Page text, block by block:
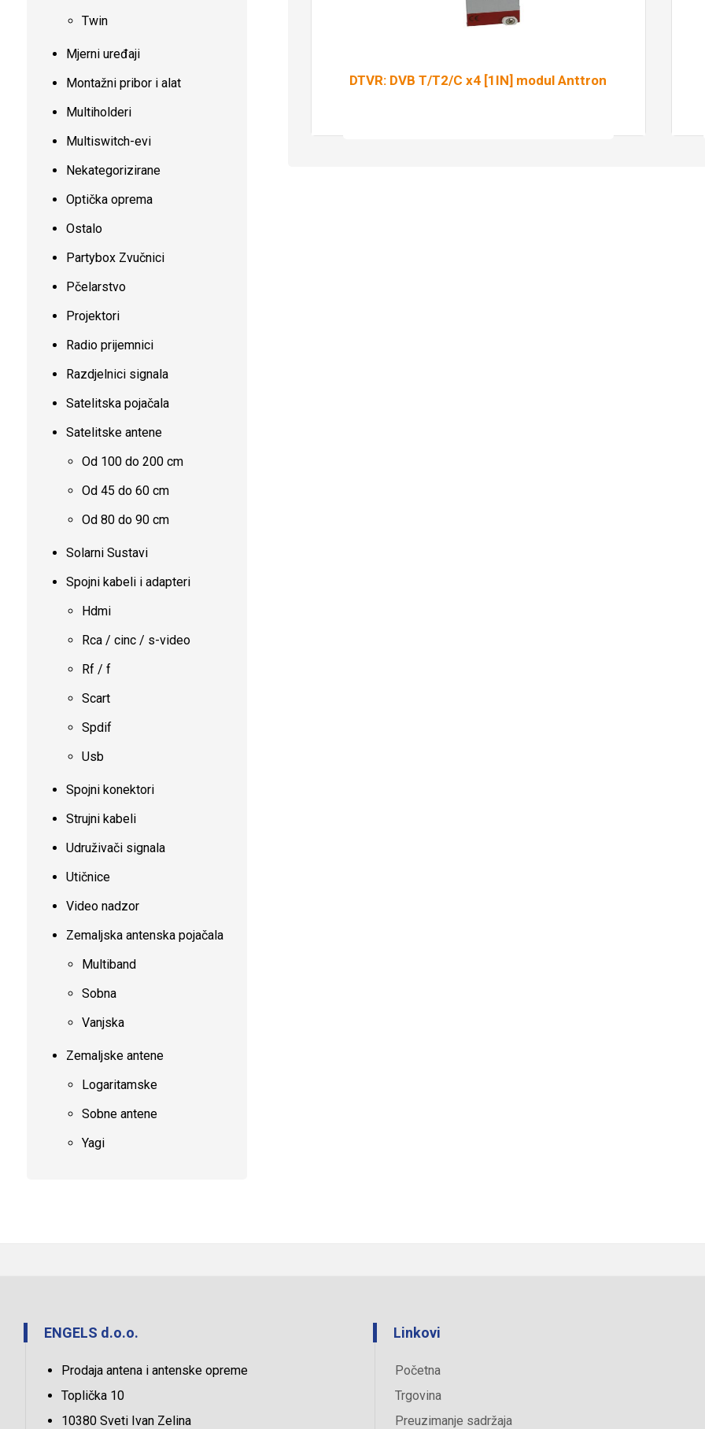
DTVR: DVB T/T2/C x4 [1IN] modul Anttron
Twin
Mjerni uređaji
Montažni pribor i alat
Multiholderi
Multiswitch-evi
Nekategorizirane
Optička oprema
Ostalo
Partybox Zvučnici
Pčelarstvo
Projektori
Radio prijemnici
Razdjelnici signala
Satelitska pojačala
Satelitske antene
Od 100 do 200 cm
Od 45 do 60 cm
Od 80 do 90 cm
Solarni Sustavi
Spojni kabeli i adapteri
Hdmi
Rca / cinc / s-video
Rf / f
Scart
Spdif
Usb
Spojni konektori
Strujni kabeli
Udruživači signala
Utičnice
Video nadzor
Zemaljska antenska pojačala
Multiband
Sobna
Vanjska
Zemaljske antene
Logaritamske
Sobne antene
Yagi
ENGELS d.o.o.
Prodaja antena i antenske opreme
Toplička 10
10380 Sveti Ivan Zelina
Linkovi
Početna
Trgovina
Preuzimanje sadržaja